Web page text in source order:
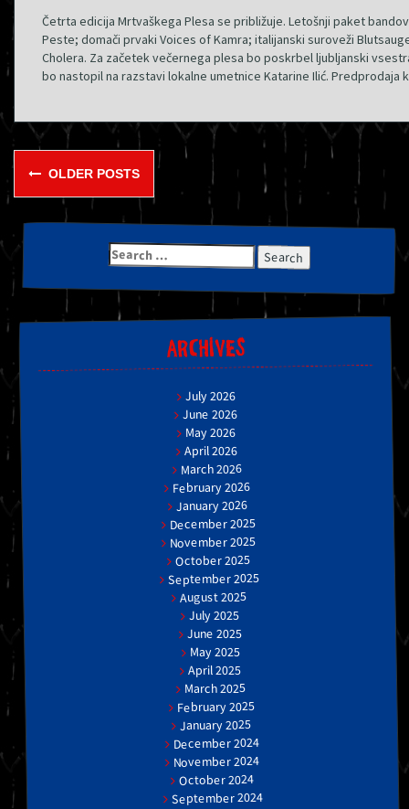
Četrta edicija Mrtvaškega Plesa se približuje. Letošnji paket
Peste; domači prvaki Voices of Kamra; italijanski suroveži
Cholera. Za začetek večernega plesa bo poskrbel ljubljanski
bo nastopil na razstavi lokalne umetnice Katarine Ilić. Predprodaja
Posts
navigation
OLDER POSTS
Search
for:
ARCHIVES
July 2026
June 2026
May 2026
April 2026
March 2026
February 2026
January 2026
December 2025
November 2025
October 2025
September 2025
August 2025
July 2025
June 2025
May 2025
April 2025
March 2025
February 2025
January 2025
December 2024
November 2024
October 2024
September 2024